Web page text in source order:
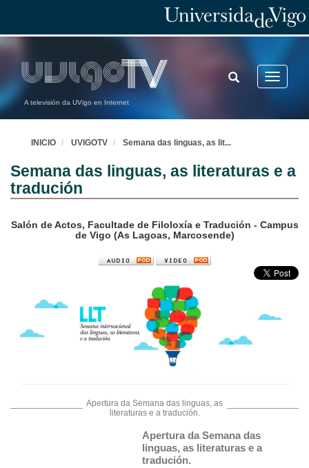
A televisión da UVigo en Internet
Toggle
TOGGLE
SEARCH
INICIO UVIGOTV Semana das linguas, as lit...
Semana das linguas, as literaturas e a
tradución
Salón de Actos, Facultade de Filoloxía e Tradución - Campus
de Vigo (As Lagoas, Marcosende)
Apertura da Semana das linguas, as
literaturas e a tradución.
Apertura da Semana das
linguas, as literaturas e a
tradución.